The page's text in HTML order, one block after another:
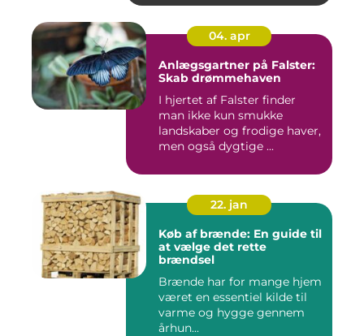
04. apr
Anlægsgartner på Falster:
Skab drømmehaven
I hjertet af Falster finder
man ikke kun smukke
landskaber og frodige haver,
men også dygtige ...
22. jan
Køb af brænde: En guide til
at vælge det rette
brændsel
Brænde har for mange hjem
været en essentiel kilde til
varme og hygge gennem
århun...